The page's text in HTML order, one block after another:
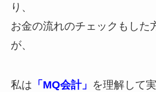
り、
お金の流れのチェックもした
が、
私は 「MQ会計」 を理解して